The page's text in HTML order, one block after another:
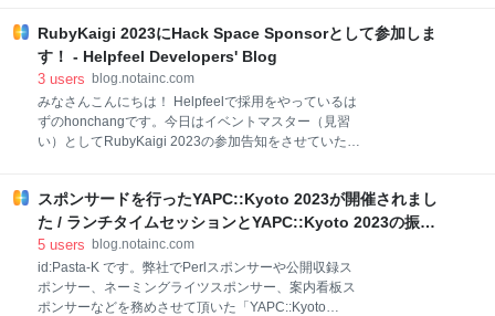
akiroomからは『Helpfeel開発部のいまと未来2023』
というタイトルでそれぞれ会社や開発組織の未来像な
どについて語って頂きます。僕もあんまりまだ資料な
ショートインタビューも併せてどうぞ。 Helpfeel Tech
Conf 2023 Summerまであと13日！登壇者インタビュ
ーシリーズ、トップバッターはCTO @akiroom が「技
RubyKaigi 2023にHack Space Sponsorとして参加しま
す！ - Helpfeel Developers' Blog
3 users blog.notainc.com
みなさんこんにちは！ Helpfeelで採用をやっているは
ずのhonchangです。今日はイベントマスター（見習
い）としてRubyKaigi 2023の参加告知をさせていただ
言語「Ruby」に関する国際カンファレンスです。 株
式会社Helpfeelは昨年に続きスポンサーとして参加し
ます！ 今年はHack Space Sponsorとして、会場4階、
スタジオ2のスペースを装飾、提供いたします。
prtimes.jp Hack Space 概要 会場には座って作業がで
きる畳、テーブルスペースを用意。電源も提供してい
スポンサードを行ったYAPC::Kyoto 2023が開催されまし
た / ランチタイムセッションとYAPC::Kyoto 2023の振り
返りを今出川FMで公開しました #yapcjapan - Helpfeel
Developers' Blog
5 users blog.notainc.com
id:Pasta-K です。弊社でPerlスポンサーや公開収録ス
ポンサー、ネーミングライツスポンサー、案内看板ス
ポンサーなどを務めさせて頂いた「YAPC::Kyoto